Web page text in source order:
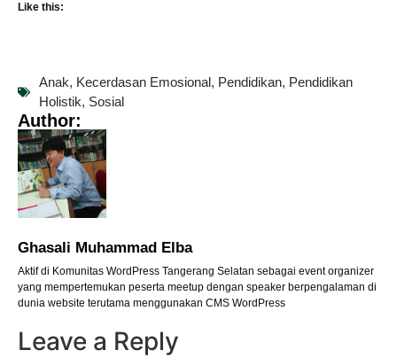
Like this:
Anak, Kecerdasan Emosional, Pendidikan, Pendidikan
Holistik, Sosial
Author:
Ghasali Muhammad Elba
Aktif di Komunitas WordPress Tangerang Selatan sebagai event organizer
yang mempertemukan peserta meetup dengan speaker berpengalaman di
dunia website terutama menggunakan CMS WordPress
Leave a Reply